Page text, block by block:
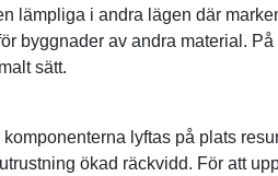
lämpliga i andra lägen där
byggnader av andra material.
sätt.
komponenterna lyftas på plats
ökad räckvidd. För att